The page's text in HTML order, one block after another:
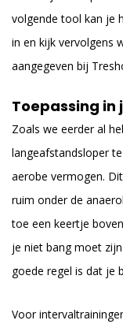
volgendetool kan je
in en kijk vervolgens
aangegeven bij
Toepassing
Zoals we eerder al
langeafstandsloper
aerobe vermogen.
ruim onder de
toe een keertje
je niet bang moet
goede regel is dat je
Voor